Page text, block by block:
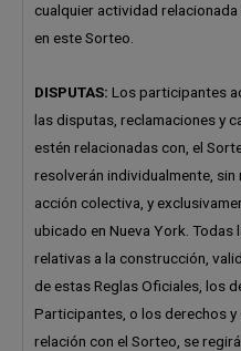
cualquier actividad
en este Sorteo.
DISPUTAS: Los participantes
las disputas, reclamaciones y
estén relacionadas con, el
resolverán individualmente,
acción colectiva, y
ubicado en Nueva York.
relativas a la construcción,
de estas Reglas Oficiales, los
Participantes, o los derechos
relación con el Sorteo, se